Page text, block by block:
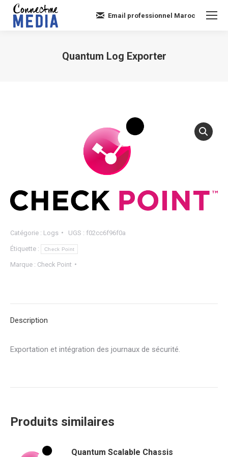
Email professionnel Maroc
Quantum Log Exporter
Catégorie : Logs UGS : f02cc6f96f0a
Étiquette : Check Point
Marque : Check Point
Description
Exportation et intégration des journaux de sécurité.
Produits similaires
Quantum Scalable Chassis